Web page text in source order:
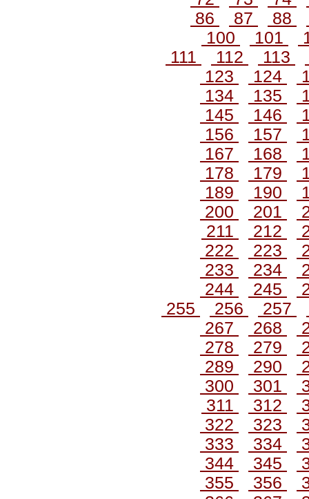
86
87 88
100
101
111
112 113
123
124
134
135
145
146
156
157
167
168
178
179
189
190
200
201
211
212
222
223
233
234
244
245
255
256 257
267
268
278
279
289
290
300
301
311
312
322
323
333
334
344
345
355
356